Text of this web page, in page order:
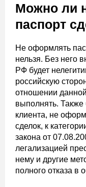
Можно ли
паспорт
Не оформлять
нельзя. Без него
РФ будет
российскую
отношении
выполнять. Также
клиента, не
сделок, к
закона от
легализацией
нему и другие
полного отказа в